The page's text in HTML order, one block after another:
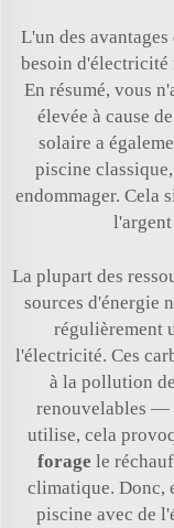
L'un des
besoin
En résumé, vous
élevée à cause
solaire a
piscine
endommager. Cela
La plupart des
sources d'énergie
régulièrement
l'électricité. Ces
à la pollution
renouvelables —
utilise, cela
forage le
climatique. Donc,
piscine avec de